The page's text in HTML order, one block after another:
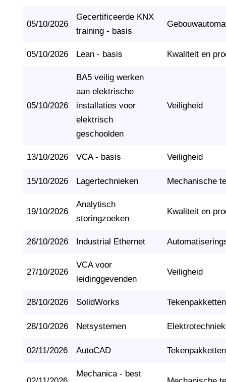
05/10/2026
Gecertificeerde KNX
training - basis
05/10/2026 Lean - basis Kwaliteit en
05/10/2026
BA5 veilig werken
aan elektrische
installaties voor
elektrisch
geschoolden
Veiligheid
13/10/2026 VCA - basis Veiligheid
15/10/2026 Lagertechnieken Mechanische
19/10/2026
Analytisch
storingzoeken
Kwaliteit en
26/10/2026 Industrial Ethernet
27/10/2026
VCA voor
leidinggevenden
Veiligheid
28/10/2026 SolidWorks Tekenpakketten
28/10/2026 Netsystemen
02/11/2026 AutoCAD Tekenpakketten
Mechanica - best